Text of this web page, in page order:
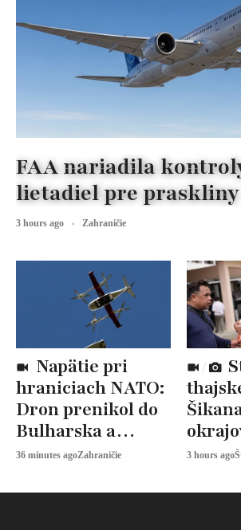
hraniciach NATO:
Dron prenikol do
Bulharska a
explodoval
36 minutes agoZahraničie 3 hours ago
FAA nariadila
lietadiel pre
3 hours ago Zahraničie